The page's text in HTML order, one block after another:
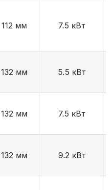
112 мм 7.5 кВт
132 мм 5.5 кВт
132 мм 7.5 кВт
132 мм 9.2 кВт